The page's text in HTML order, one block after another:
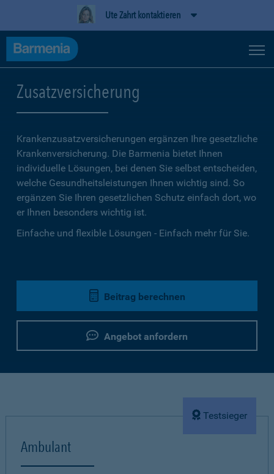
Ute Zahrt kontaktieren
Zusatzversicherung
Krankenzusatzversicherungen ergänzen Ihre gesetzliche
Kranken­versicherung. Die Barmenia bietet Ihnen
individuelle Lösungen, bei denen Sie selbst entscheiden,
welche Gesundheitsleistungen Ihnen wichtig sind. So
ergänzen Sie Ihren gesetzlichen Schutz einfach dort, wo
er Ihnen besonders wichtig ist.
Einfache und flexible Lösungen - Einfach mehr für Sie.
Beitrag berechnen
Angebot anfordern
Testsieger
Ambulant